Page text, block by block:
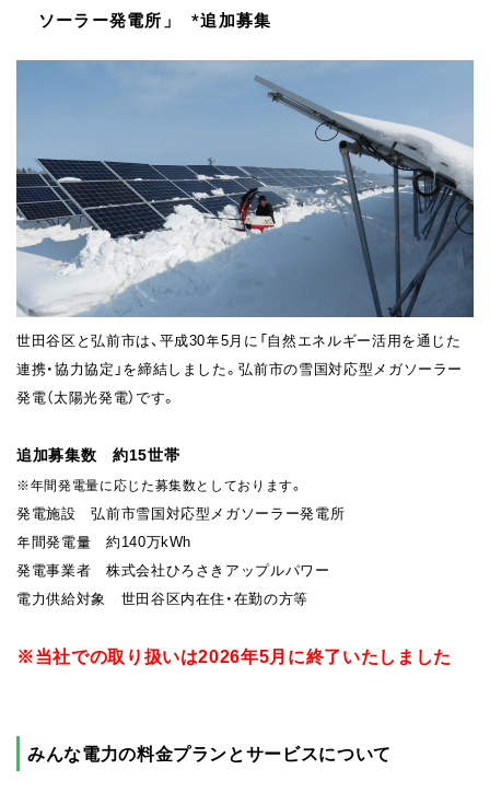
ソーラー発電所」 *追加募集
世田谷区と弘前市は、平成30年5⽉に「⾃然エネルギー活⽤を通じた
連携・協⼒協定」を締結しました。弘前市の雪国対応型メガソーラー
発電（太陽光発電）です。
追加募集数 約15世帯
※年間発電量に応じた募集数としております。
発電施設 弘前市雪国対応型メガソーラー発電所
年間発電量 約140万kWh
発電事業者 株式会社ひろさきアップルパワー
電⼒供給対象 世田谷区内在住・在勤の⽅等
※当社での取り扱いは2026年5月に終了いたしました
みんな電力の料金プランとサービスについて